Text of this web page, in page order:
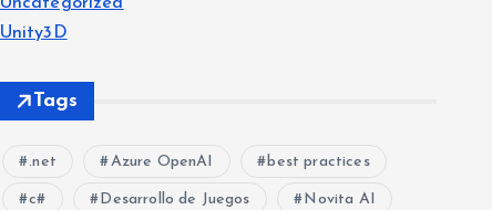
Unity3D
Tags
.net Azure OpenAI best practices
c# Desarrollo de Juegos Novita AI